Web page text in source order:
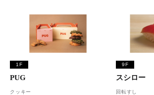
1F
PUG
クッキー
9F
スシロー
回転すし